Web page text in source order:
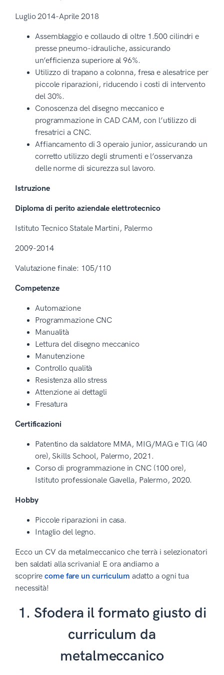
Luglio 2014-Aprile 2018
Assemblaggio e collaudo di oltre 1.500 cilindri e
presse pneumo-idrauliche, assicurando
un’efficienza superiore al 96%.
Utilizzo di trapano a colonna, fresa e alesatrice per
piccole riparazioni, riducendo i costi di intervento
del 30%.
Conoscenza del disegno meccanico e
programmazione in CAD CAM, con l’utilizzo di
fresatrici a CNC.
Affiancamento di 3 operaio junior, assicurando un
corretto utilizzo degli strumenti e l’osservanza
delle norme di sicurezza sul lavoro.
Istruzione
Diploma di perito aziendale elettrotecnico
Istituto Tecnico Statale Martini, Palermo
2009-2014
Valutazione finale: 105/110
Competenze
Automazione
Programmazione CNC
Manualità
Lettura del disegno meccanico
Manutenzione
Controllo qualità
Resistenza allo stress
Attenzione ai dettagli
Fresatura
Certificazioni
Patentino da saldatore MMA, MIG/MAG e TIG (40
ore), Skills School, Palermo, 2021.
Corso di programmazione in CNC (100 ore),
Istituto professionale Gavella, Palermo, 2020.
Hobby
Piccole riparazioni in casa.
Intaglio del legno.
Ecco un CV da metalmeccanico che terrà i selezionatori
ben saldati alla scrivania! E ora andiamo a
scoprirecome fare un curriculum adatto a ogni tua
necessità!
1. Sfodera il formato giusto di
curriculum da
metalmeccanico